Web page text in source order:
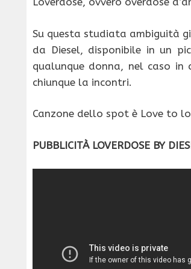
Su questa studiata ambiguità
da Diesel, disponibile in un
qualunque donna, nel caso
chiunque la incontri.
Canzone dello spot è Love to
PUBBLICITÀ LOVERDOSE BY